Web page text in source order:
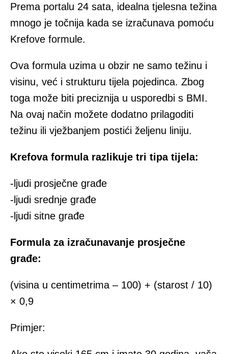
Prema portalu 24 sata, idealna tjelesna težina
mnogo je točnija kada se izračunava pomoću
Krefove formule.
Ova formula uzima u obzir ne samo težinu i
visinu, već i strukturu tijela pojedinca. Zbog
toga može biti preciznija u usporedbi s BMI.
Na ovaj način možete dodatno prilagoditi
težinu ili vježbanjem postići željenu liniju.
Krefova formula razlikuje tri tipa tijela:
-ljudi prosječne građe
-ljudi srednje građe
-ljudi sitne građe
Formula za izračunavanje prosječne
građe:
(visina u centimetrima – 100) + (starost / 10)
× 0,9
Primjer: